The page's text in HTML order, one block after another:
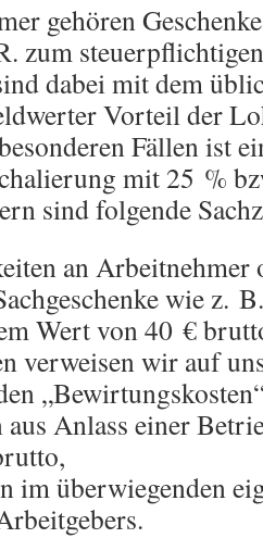
gehören
zum
dabei mit dem
Vorteil der
Fällen ist
mit 25 %
sind folgende
an Arbeitnehmer
wie z.
Wert von 40 €
verweisen wir auf
Anlass einer
im überwiegenden